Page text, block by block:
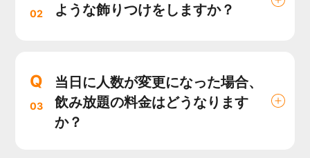
02
ような飾りつけをしますか？
Q
03
当日に人数が変更になった場合、
飲み放題の料金はどうなります
か？